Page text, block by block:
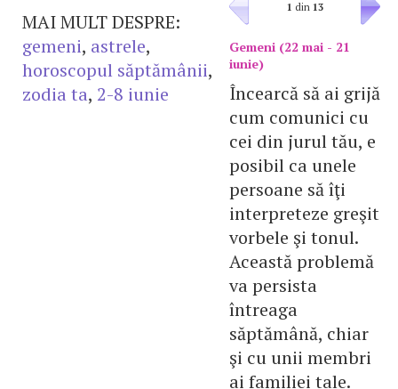
1 din 13
Gemeni (22 mai - 21
iunie)
Încearcă să ai grijă
cum comunici cu
cei din jurul tău, e
posibil ca unele
persoane să îţi
interpreteze greşit
vorbele şi tonul.
Această problemă
va persista
întreaga
săptămână, chiar
şi cu unii membri
ai familiei tale.
MAI MULT DESPRE:
gemeni, astrele,
horoscopul săptămânii,
zodia ta, 2-8 iunie